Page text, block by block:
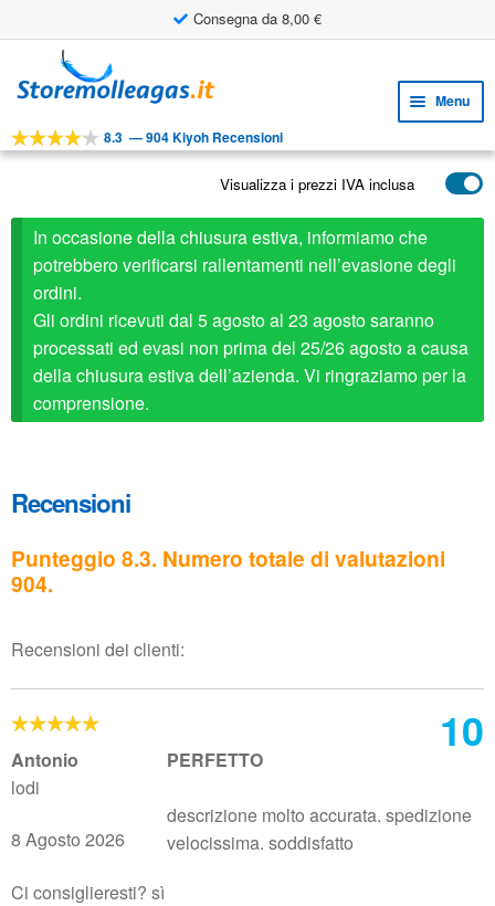
Consegna da 8,00 €
alla
al
Menu
STRUMENTI
il
menu
child
child
APPLICAZIONI
SERVIZIO CLIENTI
child
FAQ
8.3 —904 Kiyoh Recensioni
Visualizza i prezzi IVA inclusa
In occasione della chiusura estiva, informiamo che
potrebbero verificarsi rallentamenti nell’evasione degli
ordini.
Gli ordini ricevuti dal 5 agosto al 23 agosto saranno
processati ed evasi non prima del 25/26 agosto a causa
della chiusura estiva dell’azienda. Vi ringraziamo per la
comprensione.
Recensioni
Punteggio 8.3. Numero totale di valutazioni
904.
Recensioni dei clienti:
10
Antonio
lodi
8 Agosto 2026
Ci consiglieresti? sì
PERFETTO
descrizione molto accurata. spedizione
velocissima. soddisfatto